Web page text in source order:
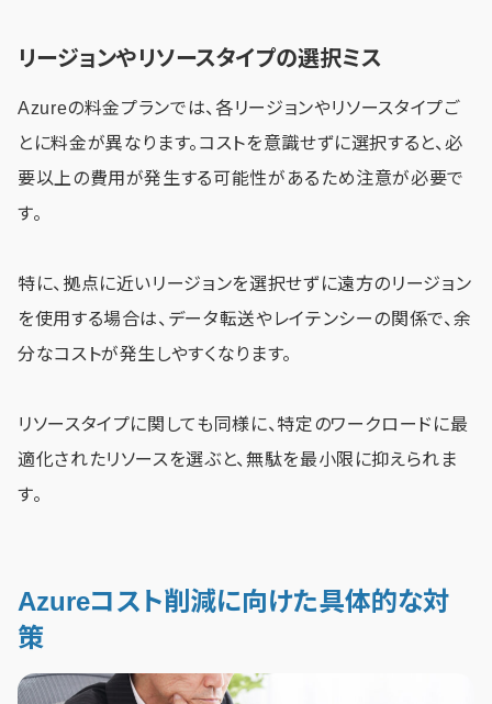
リージョンやリソースタイプの選択ミス
Azureの料金プランでは、各リージョンやリソースタイプご
とに料金が異なります。コストを意識せずに選択すると、必
要以上の費用が発生する可能性があるため注意が必要で
す。
特に、拠点に近いリージョンを選択せずに遠方のリージョン
を使用する場合は、データ転送やレイテンシーの関係で、余
分なコストが発生しやすくなります。
リソースタイプに関しても同様に、特定のワークロードに最
適化されたリソースを選ぶと、無駄を最小限に抑えられま
す。
Azureコスト削減に向けた具体的な対
策